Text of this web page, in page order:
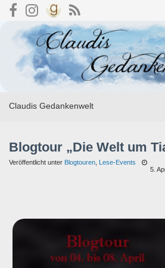
Search for:
Claudis Gedankenwelt
Blogtour „Die Welt um
Veröffentlicht unter Blogtouren Lese-Events
5.